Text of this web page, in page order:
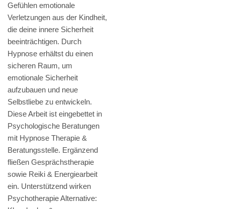
Gefühlen emotionale
Verletzungen aus der Kindheit,
die deine innere Sicherheit
beeinträchtigen. Durch
Hypnose erhältst du einen
sicheren Raum, um
emotionale Sicherheit
aufzubauen und neue
Selbstliebe zu entwickeln.
Diese Arbeit ist eingebettet in
Psychologische Beratungen
mit Hypnose Therapie &
Beratungsstelle. Ergänzend
fließen Gesprächstherapie
sowie Reiki & Energiearbeit
ein. Unterstützend wirken
Psychotherapie Alternative: